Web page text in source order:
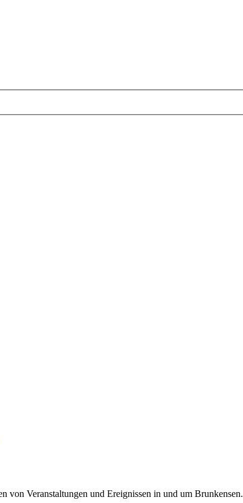
von Veranstaltungen und Ereignissen in und um Brunkensen.